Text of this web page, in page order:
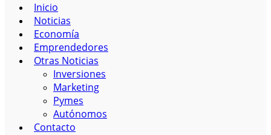
Inicio
Noticias
Economía
Emprendedores
Otras Noticias
Inversiones
Marketing
Pymes
Autónomos
Contacto